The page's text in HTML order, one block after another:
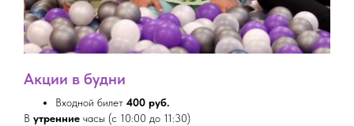
Акции в будни
Входной билет 400 руб.
В утренние часы (с 10:00 до 11:30)